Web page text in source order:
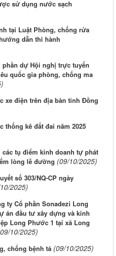
sử dụng nước sạch
tại Luật Phòng, chống rửa
dẫn thi hành
dự Hội nghị trực tuyến
quốc gia phòng, chống ma
xe điện trên địa bàn tỉnh Đồng
thống kê đất đai năm 2025
tụ điểm kinh doanh tự phát
lòng lề đường (09/10/2025)
số 303/NQ-CP ngày
2025)
ty Cổ phần Sonadezi Long
án đầu tư xây dựng và kinh
Long Phước 1 tại xã Long
10/2025)
chống bệnh tả (09/10/2025)